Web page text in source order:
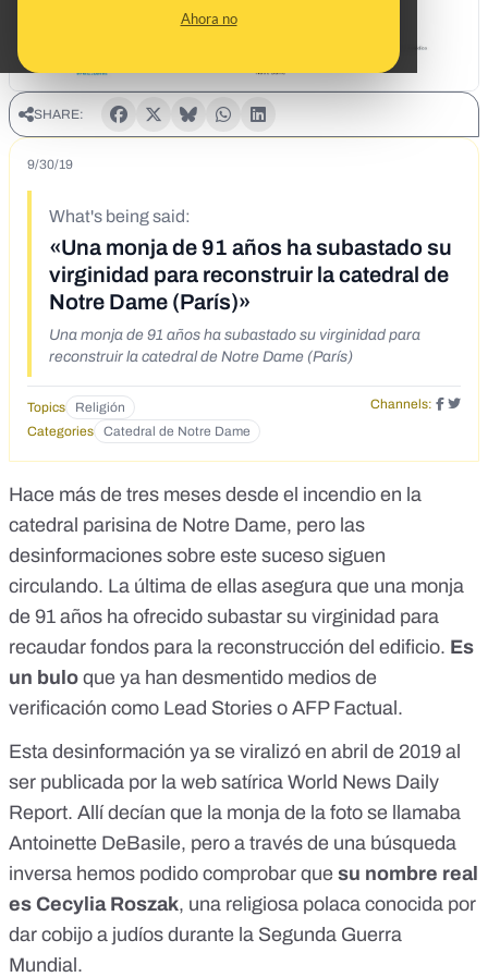
Ahora no
SHARE:
9/30/19
What's being said:
«Una monja de 91 años ha subastado su
virginidad para reconstruir la catedral de
Notre Dame (París)»
Una monja de 91 años ha subastado su virginidad para
reconstruir la catedral de Notre Dame (París)
Topics Religión
Channels:
Categories
Catedral de Notre Dame
Hace más de tres meses desde el incendio en la
catedral parisina de Notre Dame, pero las
desinformaciones sobre este suceso siguen
circulando. La última de ellas asegura que una monja
de 91 años ha ofrecido subastar su virginidad para
recaudar fondos para la reconstrucción del edificio. Es
un bulo que ya han desmentido medios de
verificación como Lead Stories o AFP Factual.
Esta desinformación ya se viralizó en abril de 2019 al
ser publicada por la web satírica World News Daily
Report. Allí decían que la monja de la foto se llamaba
Antoinette DeBasile, pero a través de una búsqueda
inversa hemos podido comprobar que su nombre real
es Cecylia Roszak, una religiosa polaca conocida por
dar cobijo a judíos durante la Segunda Guerra
Mundial.